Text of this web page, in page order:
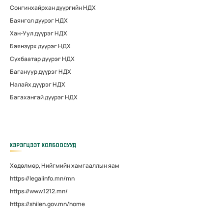
Сонгинхайрхан дүүргийн НДХ
Баянгол дүүрэг НДХ
Хан-Уул дүүрэг НДХ
Баянзүрх дүүрэг НДХ
Сүхбаатар дүүрэг НДХ
Багануур дүүрэг НДХ
Налайх дүүрэг НДХ
Багахангай дүүрэг НДХ
ХЭРЭГЦЭЭТ ХОЛБООСУУД
Хөдөлмөр, Нийгмийн хамгааллын яам
https://legalinfo.mn/mn
https://www.1212.mn/
https://shilen.gov.mn/home